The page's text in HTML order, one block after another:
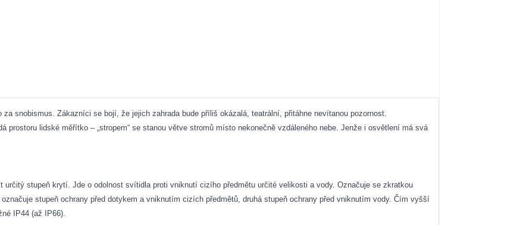
snobismus. Zákazníci se bojí, že jejich zahrada bude příliš okázalá, teatrální, přitáhne nevítanou pozornost.
prostoru lidské měřítko – „stropem“ se stanou větve stromů místo nekonečně vzdáleného nebe. Jenže i osvětlení má svá
stupeň krytí. Jde o odolnost svítidla proti vniknutí cizího předmětu určité velikosti a vody. Označuje se zkratkou
stupeň ochrany před dotykem a vniknutím cizích předmětů, druhá stupeň ochrany před vniknutím vody. Čím vyšší
IP44 (až IP66).